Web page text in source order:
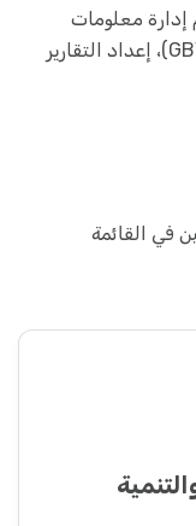
إدارة معلومات
العنف المبني على النوع الاجتماعي (GBVIMS)، إعداد التقارير
في القائمة